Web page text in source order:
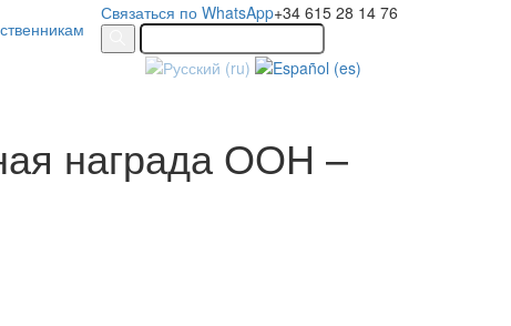
Связаться по WhatsApp+34 615 28 14 76
награда ООН –